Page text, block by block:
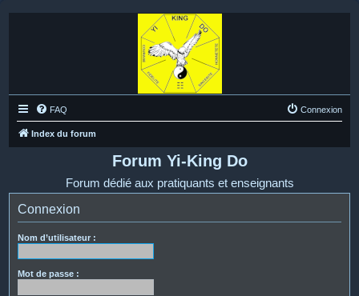
FAQ Connexion
Index du forum
Forum Yi-King Do
Forum dédié aux pratiquants et enseignants
Connexion
Nom d’utilisateur :
Mot de passe :